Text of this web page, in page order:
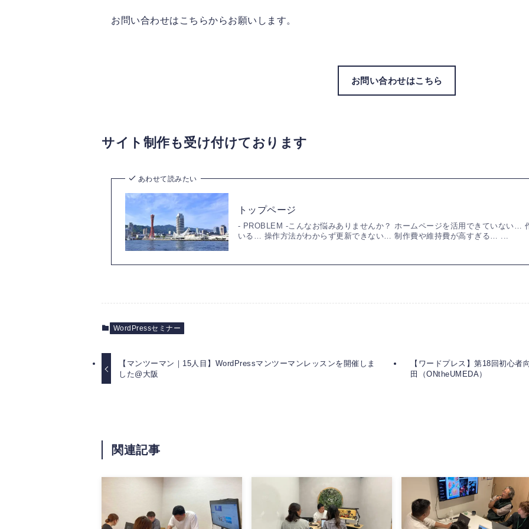
お問い合わせはこちらからお願いします。
お問い合わせはこちら
サイト制作も受け付けております
あわせて読みたい
トップページ
- PROBLEM -こんなお悩みありませんか？ ホームページを活用できていない…
いる… 操作方法がわからず更新できない… 制作費や維持費が高すぎる… ...
WordPressセミナー
【マンツーマン｜15人目】WordPressマンツーマンレッスンを開催しま
した@大阪
【ワードプレス】第18回初心
田（ONtheUMEDA）
関連記事